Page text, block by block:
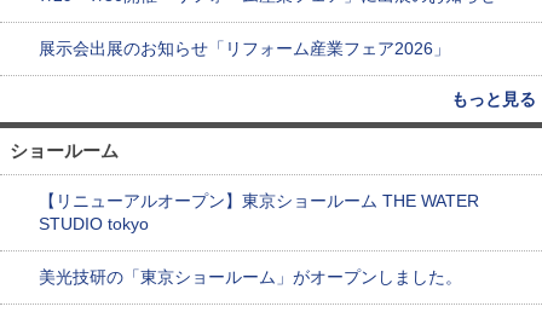
展示会出展のお知らせ「リフォーム産業フェア2026」
もっと見る
ショールーム
【リニューアルオープン】東京ショールーム THE WATER
STUDIO tokyo
美光技研の「東京ショールーム」がオープンしました。